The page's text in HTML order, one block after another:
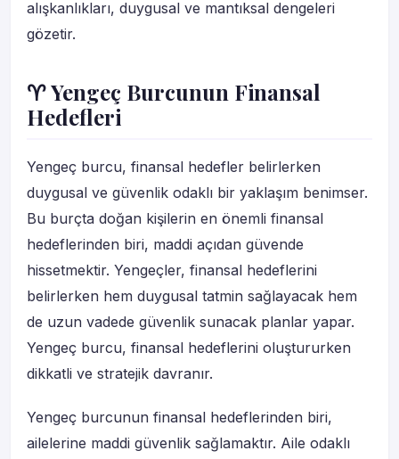
alışkanlıkları, duygusal ve mantıksal dengeleri
gözetir.
♈ Yengeç Burcunun Finansal
Hedefleri
Yengeç burcu, finansal hedefler belirlerken
duygusal ve güvenlik odaklı bir yaklaşım benimser.
Bu burçta doğan kişilerin en önemli finansal
hedeflerinden biri, maddi açıdan güvende
hissetmektir. Yengeçler, finansal hedeflerini
belirlerken hem duygusal tatmin sağlayacak hem
de uzun vadede güvenlik sunacak planlar yapar.
Yengeç burcu, finansal hedeflerini oluştururken
dikkatli ve stratejik davranır.
Yengeç burcunun finansal hedeflerinden biri,
ailelerine maddi güvenlik sağlamaktır. Aile odaklı